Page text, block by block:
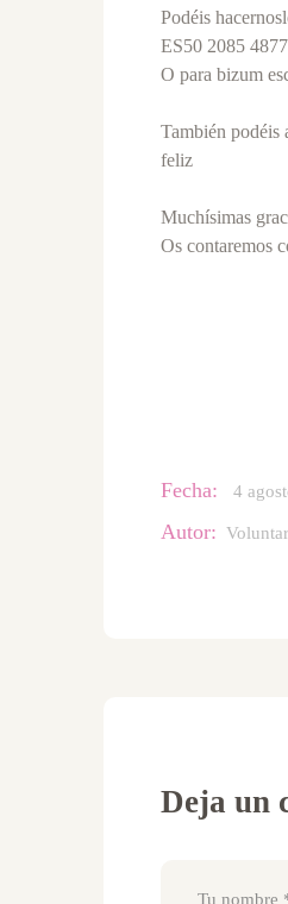
Podéis
ES50 2085
O para bizum
También podéis
feliz
Muchísimas
Os contaremos
Fecha: 4
Autor:
Deja un